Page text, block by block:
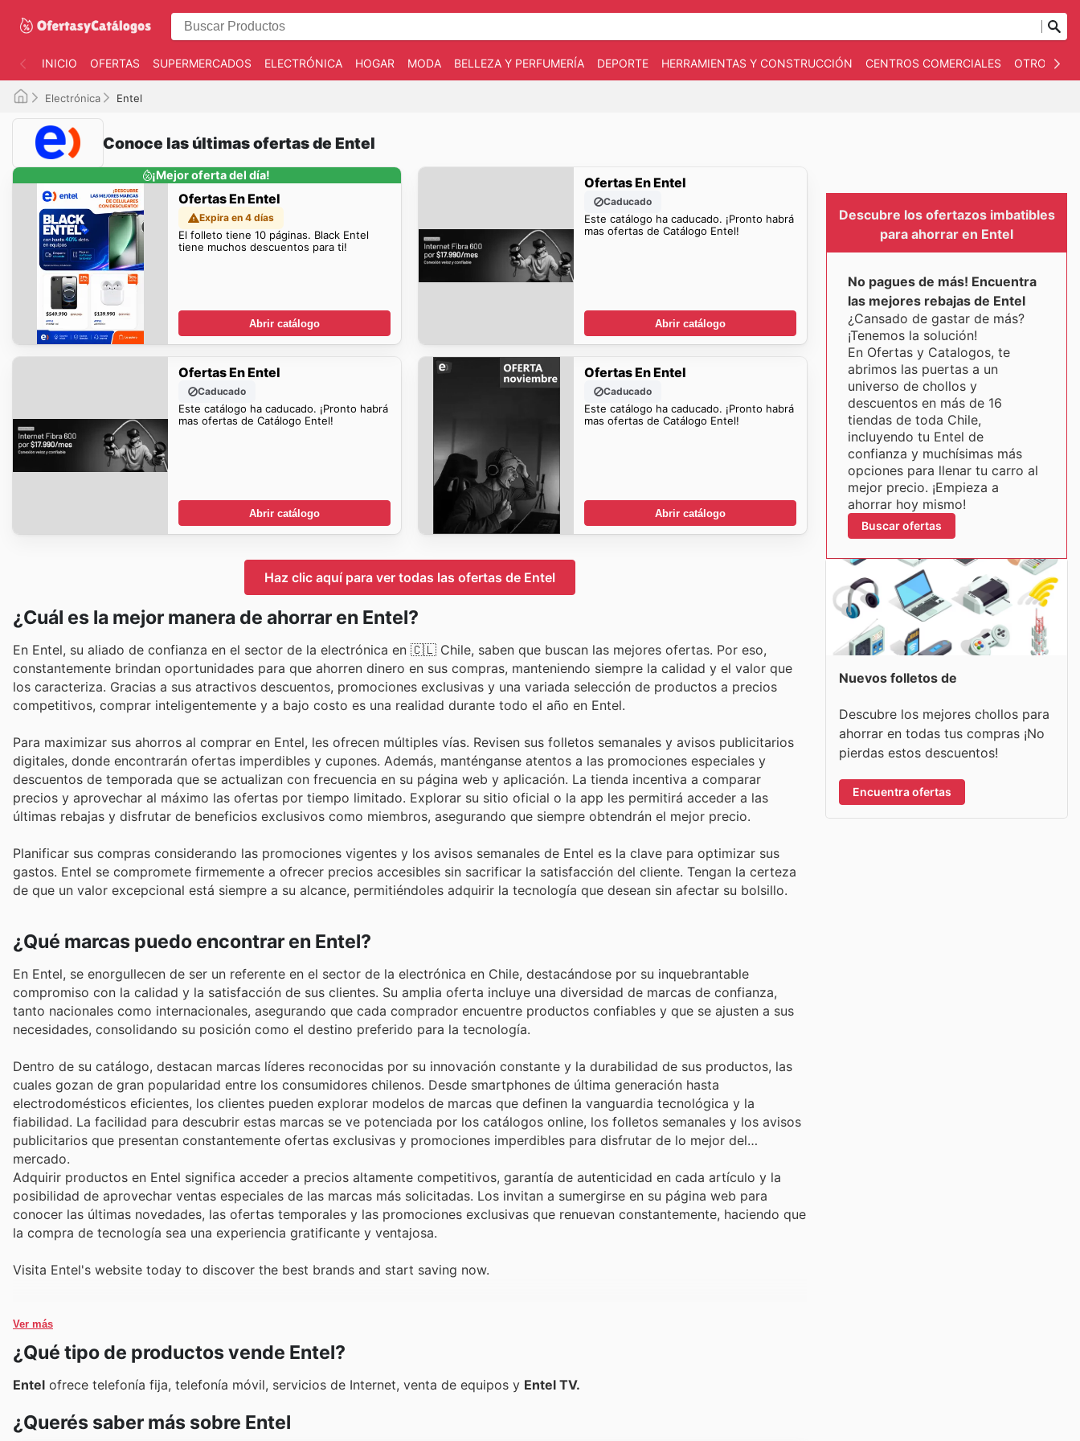
INICIO OFERTAS SUPERMERCADOS ELECTRÓNICA HOGAR MODA BELLEZA Y PERFUMERÍA DEPORTE HERRAMIENTAS Y CONSTRUCCIÓN CENTROS COMERCIALES OTROS
Electrónica Entel
Conoce las últimas ofertas de Entel
¡Mejor oferta del día!
Ofertas En Entel
Expira en 4 días
El folleto tiene 10 páginas. Black Entel
tiene muchos descuentos para ti!
Abrir catálogo
Ofertas En Entel
Caducado
Este catálogo ha caducado. ¡Pronto habrá
mas ofertas de Catálogo Entel!
Abrir catálogo
Ofertas En Entel
Caducado
Este catálogo ha caducado. ¡Pronto habrá
mas ofertas de Catálogo Entel!
Abrir catálogo
Ofertas En Entel
Caducado
Este catálogo ha caducado. ¡Pronto habrá
mas ofertas de Catálogo Entel!
Abrir catálogo
Haz clic aquí para ver todas las ofertas de Entel
¿Cuál es la mejor manera de ahorrar en Entel?
En Entel, su aliado de confianza en el sector de la electrónica en 🇨🇱 Chile, saben que buscan las mejores ofertas. Por eso,
constantemente brindan oportunidades para que ahorren dinero en sus compras, manteniendo siempre la calidad y el valor que
los caracteriza. Gracias a sus atractivos descuentos, promociones exclusivas y una variada selección de productos a precios
competitivos, comprar inteligentemente y a bajo costo es una realidad durante todo el año en Entel.
Para maximizar sus ahorros al comprar en Entel, les ofrecen múltiples vías. Revisen sus folletos semanales y avisos publicitarios
digitales, donde encontrarán ofertas imperdibles y cupones. Además, manténganse atentos a las promociones especiales y
descuentos de temporada que se actualizan con frecuencia en su página web y aplicación. La tienda incentiva a comparar
precios y aprovechar al máximo las ofertas por tiempo limitado. Explorar su sitio oficial o la app les permitirá acceder a las
últimas rebajas y disfrutar de beneficios exclusivos como miembros, asegurando que siempre obtendrán el mejor precio.
Planificar sus compras considerando las promociones vigentes y los avisos semanales de Entel es la clave para optimizar sus
gastos. Entel se compromete firmemente a ofrecer precios accesibles sin sacrificar la satisfacción del cliente. Tengan la certeza
de que un valor excepcional está siempre a su alcance, permitiéndoles adquirir la tecnología que desean sin afectar su bolsillo.
¿Qué marcas puedo encontrar en Entel?
En Entel, se enorgullecen de ser un referente en el sector de la electrónica en Chile, destacándose por su inquebrantable
compromiso con la calidad y la satisfacción de sus clientes. Su amplia oferta incluye una diversidad de marcas de confianza,
tanto nacionales como internacionales, asegurando que cada comprador encuentre productos confiables y que se ajusten a sus
necesidades, consolidando su posición como el destino preferido para la tecnología.
Dentro de su catálogo, destacan marcas líderes reconocidas por su innovación constante y la durabilidad de sus productos, las
cuales gozan de gran popularidad entre los consumidores chilenos. Desde smartphones de última generación hasta
electrodomésticos eficientes, los clientes pueden explorar modelos de marcas que definen la vanguardia tecnológica y la
fiabilidad. La facilidad para descubrir estas marcas se ve potenciada por los catálogos online, los folletos semanales y los avisos
publicitarios que presentan constantemente ofertas exclusivas y promociones imperdibles para disfrutar de lo mejor del
mercado.
Adquirir productos en Entel significa acceder a precios altamente competitivos, garantía de autenticidad en cada artículo y la
posibilidad de aprovechar ventas especiales de las marcas más solicitadas. Los invitan a sumergirse en su página web para
conocer las últimas novedades, las ofertas temporales y las promociones exclusivas que renuevan constantemente, haciendo que
la compra de tecnología sea una experiencia gratificante y ventajosa.
Visita Entel's website today to discover the best brands and start saving now.
Ver más
¿Qué tipo de productos vende Entel?
Entel ofrece telefonía fija, telefonía móvil, servicios de Internet, venta de equipos y Entel TV.
¿Querés saber más sobre Entel
Descubre los ofertazos imbatibles
para ahorrar en Entel
No pagues de más! Encuentra
las mejores rebajas de Entel
¿Cansado de gastar de más?
¡Tenemos la solución!
En Ofertas y Catalogos, te
abrimos las puertas a un
universo de chollos y
descuentos en más de 16
tiendas de toda Chile,
incluyendo tu Entel de
confianza y muchísimas más
opciones para llenar tu carro al
mejor precio. ¡Empieza a
ahorrar hoy mismo!
Buscar ofertas
Nuevos folletos de
Descubre los mejores chollos para
ahorrar en todas tus compras ¡No
pierdas estos descuentos!
Encuentra ofertas